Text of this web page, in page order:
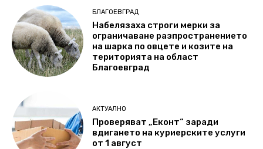
БЛАГОЕВГРАД
Набелязаха строги мерки за
ограничаване разпространението
на шарка по овцете и козите на
територията на област
Благоевград
АКТУАЛНО
Проверяват „Еконт“ заради
вдигането на куриерските услуги
от 1 август